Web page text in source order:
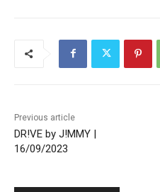
Previous article
DR!VE by J!MMY |
16/09/2023